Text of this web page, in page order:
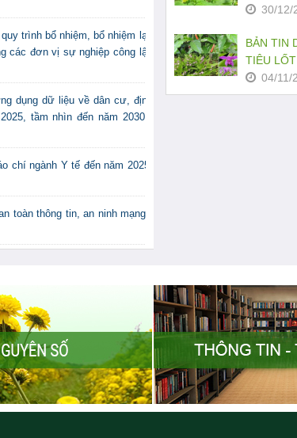
trình bổ nhiệm, bổ nhiệm lại,
các đơn vị sự nghiệp công lập
dụng dữ liệu về dân cư, định
tầm nhìn đến năm 2030 -
chí ngành Y tế đến năm 2025,
toàn thông tin, an ninh mạng -
30/12/
BẢN TIN
TIÊU
04/11/